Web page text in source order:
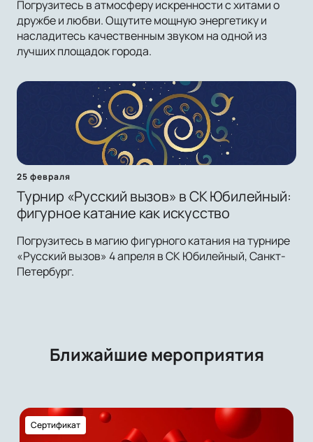
Погрузитесь в атмосферу искренности с хитами о
дружбе и любви. Ощутите мощную энергетику и
насладитесь качественным звуком на одной из
лучших площадок города.
25 февраля
Турнир «Русский вызов» в СК Юбилейный:
фигурное катание как искусство
Погрузитесь в магию фигурного катания на турнире
«Русский вызов» 4 апреля в СК Юбилейный, Санкт-
Петербург.
Ближайшие мероприятия
Сертификат